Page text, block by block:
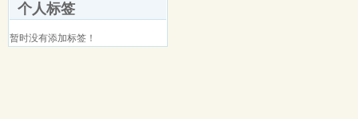
个人标签
暂时没有添加标签！